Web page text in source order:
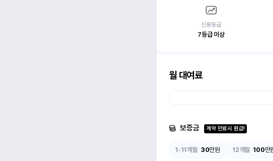
신용등급
7등급 이상
월 대여료
보증금 계약 만료시 환급!
1-11개월 30만원 12개월 100만